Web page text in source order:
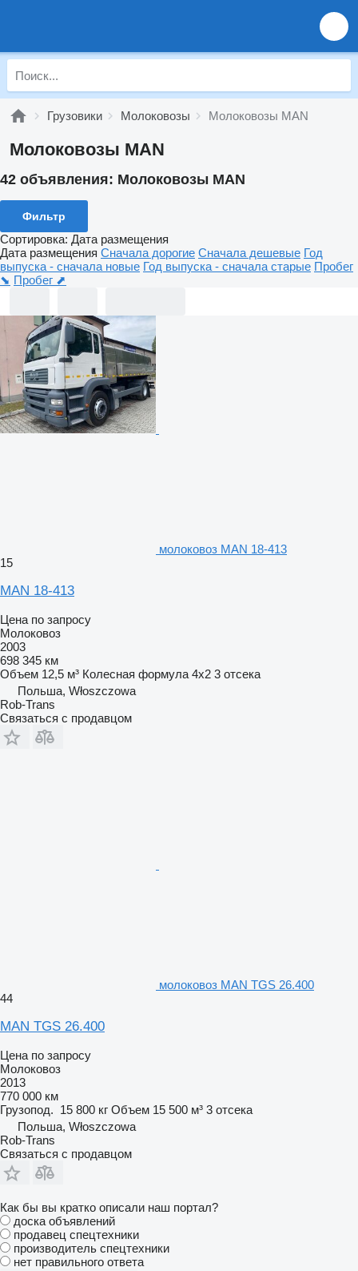
Грузовики Молоковозы Молоковозы MAN
Молоковозы MAN
42 объявления: Молоковозы MAN
Фильтр
Сортировка: Дата размещения
Дата размещения Сначала дорогие Сначала дешевые Год
выпуска - сначала новые Год выпуска - сначала старые Пробег
⬊ Пробег ⬈
молоковоз MAN 18-413
15
MAN 18-413
Цена по запросу
Молоковоз
2003
698 345 км
Объем 12,5 м³ Колесная формула 4x2 3 отсека
Польша, Włoszczowa
Rob-Trans
Связаться с продавцом
молоковоз MAN TGS 26.400
44
MAN TGS 26.400
Цена по запросу
Молоковоз
2013
770 000 км
Грузопод. 15 800 кг Объем 15 500 м³ 3 отсека
Польша, Włoszczowa
Rob-Trans
Связаться с продавцом
Как бы вы кратко описали наш портал?
доска объявлений
продавец спецтехники
производитель спецтехники
нет правильного ответа